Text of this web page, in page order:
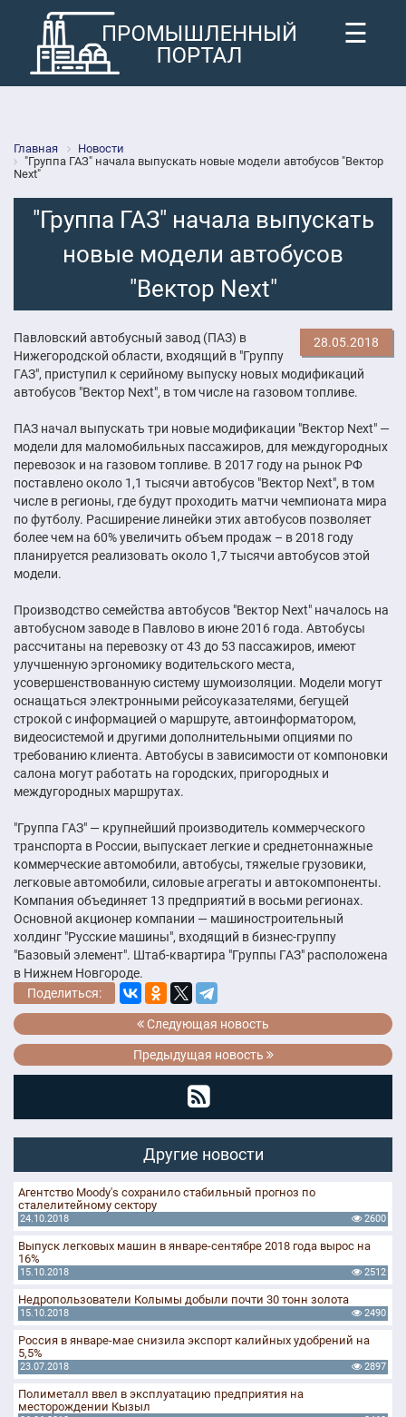
☰
Главная
Новости
"Группа ГАЗ" начала выпускать новые модели автобусов "Вектор
Next"
"Группа ГАЗ" начала выпускать
новые модели автобусов
"Вектор Next"
28.05.2018
Павловский автобусный завод (ПАЗ) в
Нижегородской области, входящий в "Группу
ГАЗ", приступил к серийному выпуску новых модификаций
автобусов "Вектор Next", в том числе на газовом топливе.
ПАЗ начал выпускать три новые модификации "Вектор Next" —
модели для маломобильных пассажиров, для междугородных
перевозок и на газовом топливе. В 2017 году на рынок РФ
поставлено около 1,1 тысячи автобусов "Вектор Next", в том
числе в регионы, где будут проходить матчи чемпионата мира
по футболу. Расширение линейки этих автобусов позволяет
более чем на 60% увеличить объем продаж – в 2018 году
планируется реализовать около 1,7 тысячи автобусов этой
модели.
Производство семейства автобусов "Вектор Next" началось на
автобусном заводе в Павлово в июне 2016 года. Автобусы
рассчитаны на перевозку от 43 до 53 пассажиров, имеют
улучшенную эргономику водительского места,
усовершенствованную систему шумоизоляции. Модели могут
оснащаться электронными рейсоуказателями, бегущей
строкой с информацией о маршруте, автоинформатором,
видеосистемой и другими дополнительными опциями по
требованию клиента. Автобусы в зависимости от компоновки
салона могут работать на городских, пригородных и
междугородных маршрутах.
"Группа ГАЗ" — крупнейший производитель коммерческого
транспорта в России, выпускает легкие и среднетоннажные
коммерческие автомобили, автобусы, тяжелые грузовики,
легковые автомобили, силовые агрегаты и автокомпоненты.
Компания объединяет 13 предприятий в восьми регионах.
Основной акционер компании — машиностроительный
холдинг "Русские машины", входящий в бизнес-группу
"Базовый элемент". Штаб-квартира "Группы ГАЗ" расположена
в Нижнем Новгороде.
Поделиться:
Следующая новость
Предыдущая новость
Другие новости
Агентство Moody's сохранило стабильный прогноз по
сталелитейному сектору
24.10.2018 2600
Выпуск легковых машин в январе-сентябре 2018 года вырос на
16%
15.10.2018 2512
Недропользователи Колымы добыли почти 30 тонн золота
15.10.2018 2490
Россия в январе-мае снизила экспорт калийных удобрений на
5,5%
23.07.2018 2897
Полиметалл ввел в эксплуатацию предприятия на
месторождении Кызыл